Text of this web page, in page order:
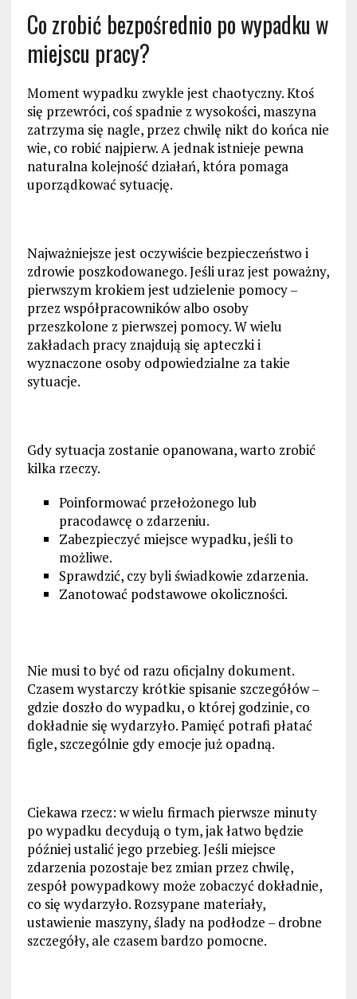
Co zrobić bezpośrednio po wypadku w
miejscu pracy?
Moment wypadku zwykle jest chaotyczny. Ktoś
się przewróci, coś spadnie z wysokości, maszyna
zatrzyma się nagle, przez chwilę nikt do końca nie
wie, co robić najpierw. A jednak istnieje pewna
naturalna kolejność działań, która pomaga
uporządkować sytuację.
Najważniejsze jest oczywiście bezpieczeństwo i
zdrowie poszkodowanego. Jeśli uraz jest poważny,
pierwszym krokiem jest udzielenie pomocy –
przez współpracowników albo osoby
przeszkolone z pierwszej pomocy. W wielu
zakładach pracy znajdują się apteczki i
wyznaczone osoby odpowiedzialne za takie
sytuacje.
Gdy sytuacja zostanie opanowana, warto zrobić
kilka rzeczy.
Poinformować przełożonego lub
pracodawcę o zdarzeniu.
Zabezpieczyć miejsce wypadku, jeśli to
możliwe.
Sprawdzić, czy byli świadkowie zdarzenia.
Zanotować podstawowe okoliczności.
Nie musi to być od razu oficjalny dokument.
Czasem wystarczy krótkie spisanie szczegółów –
gdzie doszło do wypadku, o której godzinie, co
dokładnie się wydarzyło. Pamięć potrafi płatać
figle, szczególnie gdy emocje już opadną.
Ciekawa rzecz: w wielu firmach pierwsze minuty
po wypadku decydują o tym, jak łatwo będzie
później ustalić jego przebieg. Jeśli miejsce
zdarzenia pozostaje bez zmian przez chwilę,
zespół powypadkowy może zobaczyć dokładnie,
co się wydarzyło. Rozsypane materiały,
ustawienie maszyny, ślady na podłodze – drobne
szczegóły, ale czasem bardzo pomocne.